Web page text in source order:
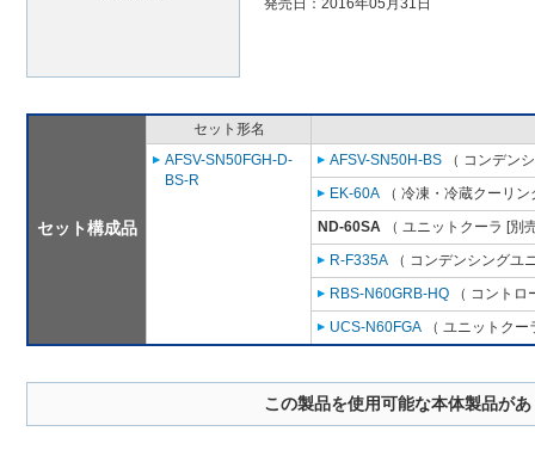
発売日：2016年05月31日
セット構成品
セット形名
AFSV-SN50FGH-D-
BS-R
AFSV-SN50H-BS （ コンデン
EK-60A （ 冷凍・冷蔵クーリ
ND-60SA （ ユニットクーラ [別
R-F335A （ コンデンシングユ
RBS-N60GRB-HQ （ コント
UCS-N60FGA （ ユニットク
この製品を使用可能な本体製品が